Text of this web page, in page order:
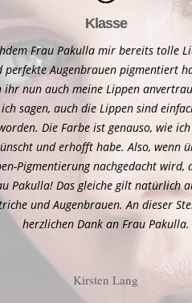
Klasse
Frau Pakulla mir bereits tolle
perfekte Augenbrauen pigmentiert
ihr nun auch meine Lippen
sagen, auch die Lippen sind
Die Farbe ist genauso, wie
und erhofft habe. Also, wenn
Pigmentierung nachgedacht wird,
Pakulla! Das gleiche gilt natürlich
und Augenbrauen. An dieser
herzlichen Dank an Frau Pakulla.
Kirsten Lang